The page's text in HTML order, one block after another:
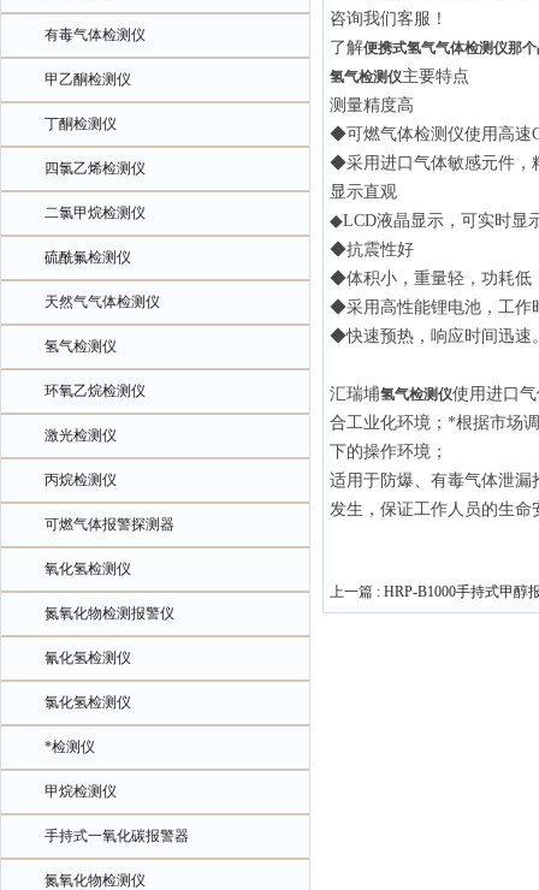
有毒气体检测仪
甲乙酮检测仪
丁酮检测仪
四氯乙烯检测仪
二氯甲烷检测仪
硫酰氟检测仪
天然气气体检测仪
氢气检测仪
环氧乙烷检测仪
激光检测仪
丙烷检测仪
可燃气体报警探测器
氧化氢检测仪
氮氧化物检测报警仪
氰化氢检测仪
氯化氢检测仪
*检测仪
甲烷检测仪
手持式一氧化碳报警器
氮氧化物检测仪
咨询我们客服！
了解便携式氢气气体检测仪那
氢气检测仪主要特点
测量精度高
◆可燃气体检测仪使用高速
◆采用进口气体敏感元件，
显示直观
◆LCD液晶显示，可实时显
◆抗震性好
◆体积小，重量轻，功耗低
◆采用高性能锂电池，工作
◆快速预热，响应时间迅速
汇瑞埔氢气检测仪使用进口
合工业化环境；*根据市场
下的操作环境；
适用于防爆、有毒气体泄
发生，保证工作人员的生命
上一篇 : HRP-B1000手持式甲醇